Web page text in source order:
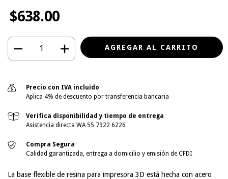
$638.00
Precio con IVA incluido
Aplica 4% de descuento por transferencia bancaria
Verifica disponibilidad y tiempo de entrega
Asistencia directa WA 55 7922 6226
Compra Segura
Calidad garantizada, entrega a domicilio y emisión de CFDI
La base flexible de resina para impresora 3D está hecha con acero